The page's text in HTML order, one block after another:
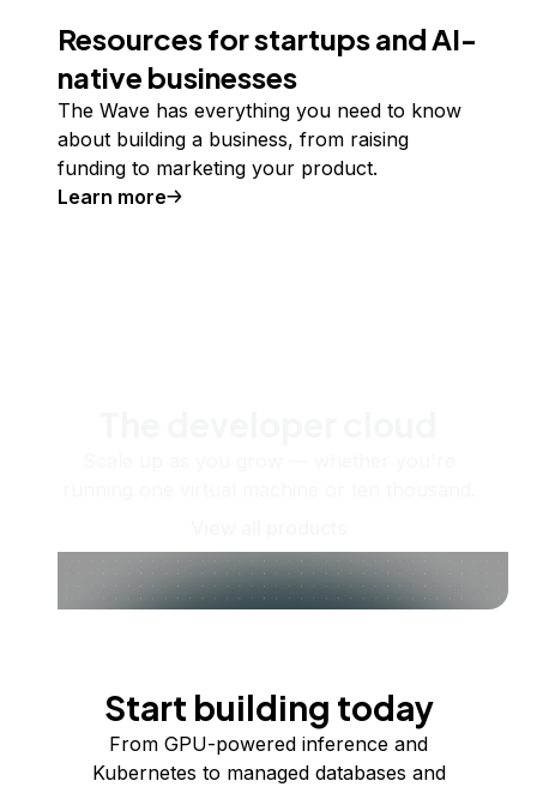
Resources for startups and AI-
native businesses
The Wave has everything you need to know
about building a business, from raising
funding to marketing your product.
Learn more
Start building today
From GPU-powered inference and
Kubernetes to managed databases and